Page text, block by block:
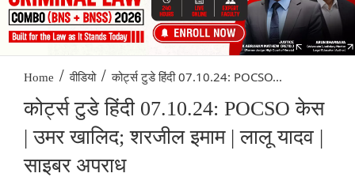
Home / वीडियो / कोर्ट्स टुडे हिंदी 07.10.24: POCSO...
कोर्ट्स टुडे हिंदी 07.10.24: POCSO केस
| उमर खालिद; शरजील इमाम | लालू यादव |
साइबर अपराध